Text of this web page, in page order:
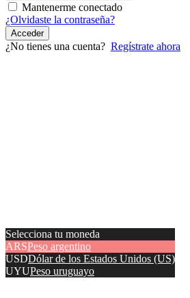
Mantenerme conectado
¿Olvidaste la contraseña?
Acceder
¿No tienes una cuenta? Regístrate ahora
Selecciona tu moneda
ARSPeso argentino
USDDólar de los Estados Unidos (US)
UYUPeso uruguayo